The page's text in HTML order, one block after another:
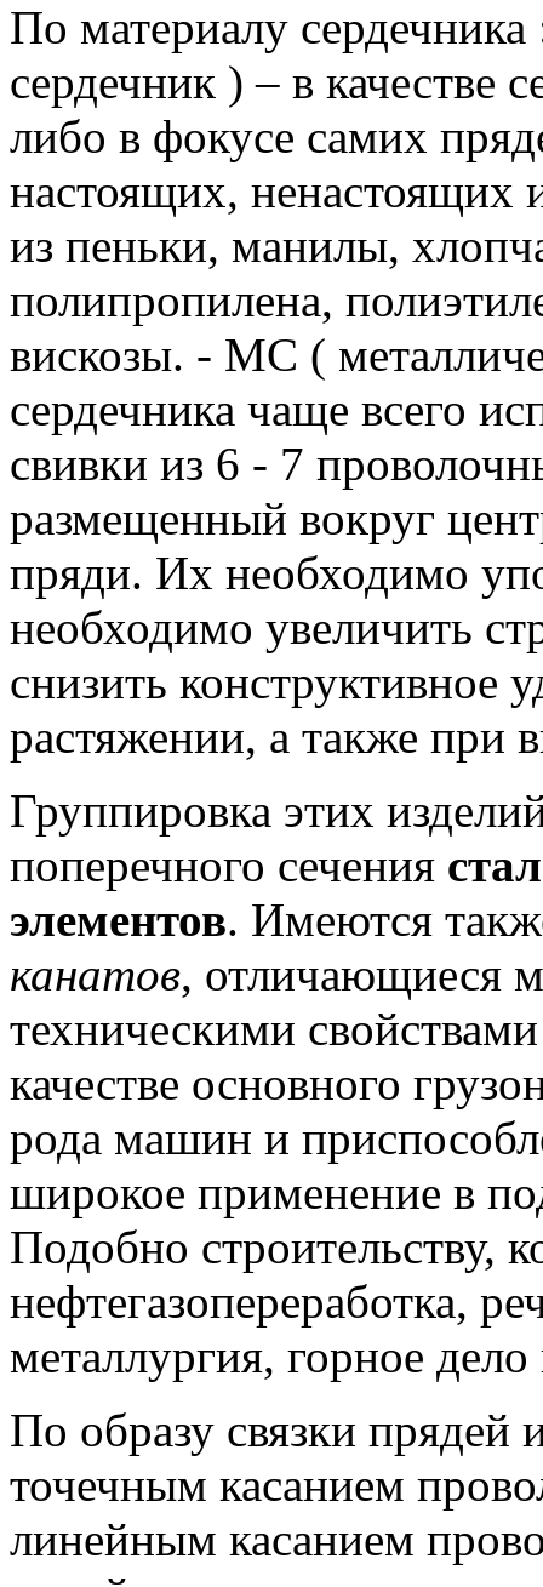
По материалу
сердечник ) – в качестве
либо в фокусе самих
настоящих, ненастоящих
из пеньки, манилы,
полипропилена,
вискозы. - МС (
сердечника чаще всего
свивки из 6 - 7
размещенный вокруг
пряди. Их необходимо
необходимо увеличить
снизить конструктивное
растяжении, а также при
Группировка этих
поперечного сечения
элементов. Имеются
канатов, отличающиеся
техническими
качестве основного
рода машин и
широкое применение в
Подобно строительству,
нефтегазопереработка,
металлургия, горное
По образу связки прядей
точечным касанием
линейным касанием